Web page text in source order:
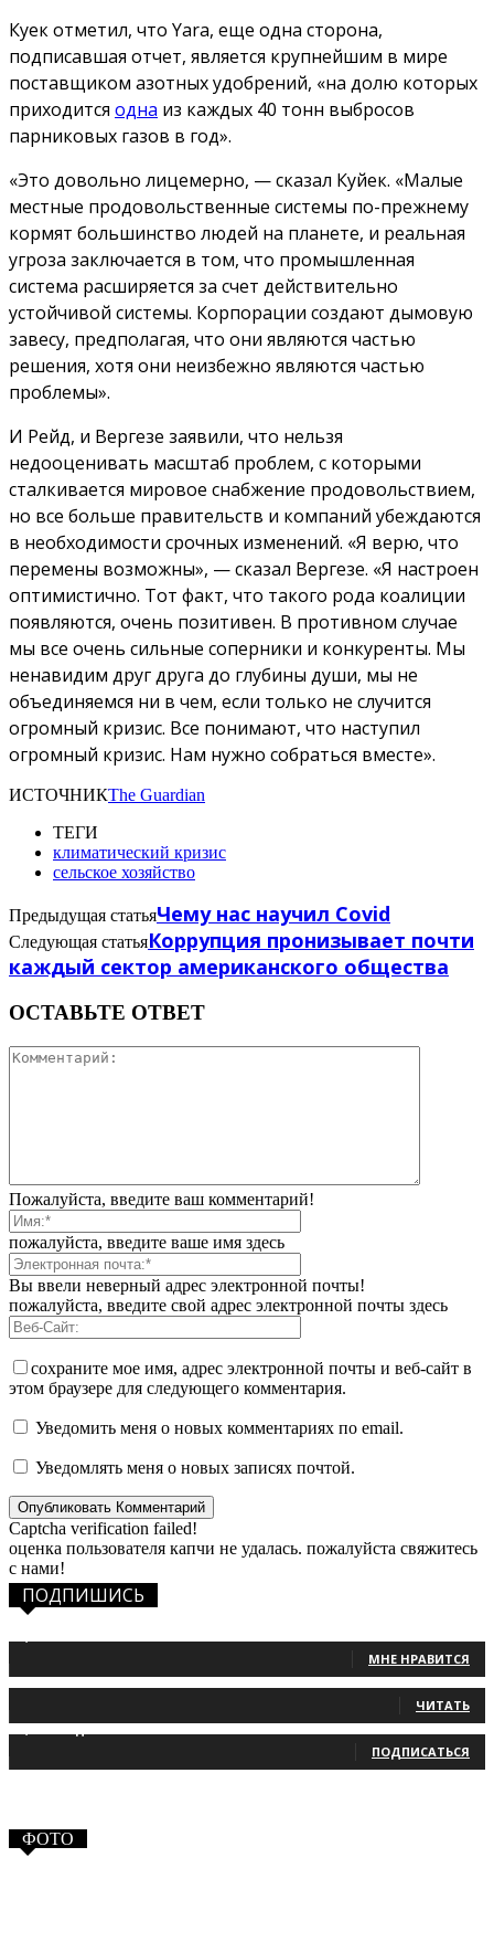
Куек отметил, что Yara, еще одна сторона,
подписавшая отчет, является крупнейшим в мире
поставщиком азотных удобрений, «на долю которых
приходится одна из каждых 40 тонн выбросов
парниковых газов в год».
«Это довольно лицемерно, — сказал Куйек. «Малые
местные продовольственные системы по-прежнему
кормят большинство людей на планете, и реальная
угроза заключается в том, что промышленная
система расширяется за счет действительно
устойчивой системы. Корпорации создают дымовую
завесу, предполагая, что они являются частью
решения, хотя они неизбежно являются частью
проблемы».
И Рейд, и Вергезе заявили, что нельзя
недооценивать масштаб проблем, с которыми
сталкивается мировое снабжение продовольствием,
но все больше правительств и компаний убеждаются
в необходимости срочных изменений. «Я верю, что
перемены возможны», — сказал Вергезе. «Я настроен
оптимистично. Тот факт, что такого рода коалиции
появляются, очень позитивен. В противном случае
мы все очень сильные соперники и конкуренты. Мы
ненавидим друг друга до глубины души, мы не
объединяемся ни в чем, если только не случится
огромный кризис. Все понимают, что наступил
огромный кризис. Нам нужно собраться вместе».
ИСТОЧНИКThe Guardian
ТЕГИ
климатический кризис
сельское хозяйство
Предыдущая статьяЧему нас научил Covid
Следующая статьяКоррупция пронизывает почти
каждый сектор американского общества
ОСТАВЬТЕ ОТВЕТ
Пожалуйста, введите ваш комментарий!
пожалуйста, введите ваше имя здесь
Вы ввели неверный адрес электронной почты!
пожалуйста, введите свой адрес электронной почты здесь
сохраните мое имя, адрес электронной почты и веб-сайт в
этом браузере для следующего комментария.
Уведомить меня о новых комментариях по email.
Уведомлять меня о новых записях почтой.
Captcha verification failed!
оценка пользователя капчи не удалась. пожалуйста свяжитесь
с нами!
ПОДПИШИСЬ
МНЕ НРАВИТСЯ
ЧИТАТЬ
ПОДПИСАТЬСЯ
ФОТО